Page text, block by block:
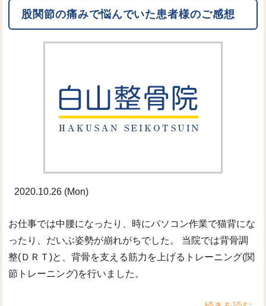
股関節の痛みで悩んでいた患者様のご感想
2020.10.26 (Mon)
お仕事では中腰になったり、時にパソコン作業で猫背にな
ったり、だいぶ姿勢が崩れがちでした。 当院では背骨調
整(ＤＲＴ)と、背骨を支える筋力を上げるトレーニング(関
節トレーニング)を行いました。